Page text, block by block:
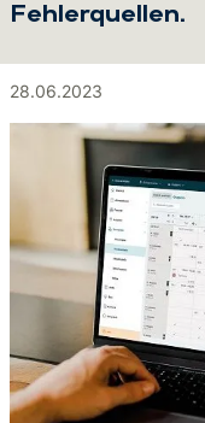
Fehlerquellen.
28.06.2023